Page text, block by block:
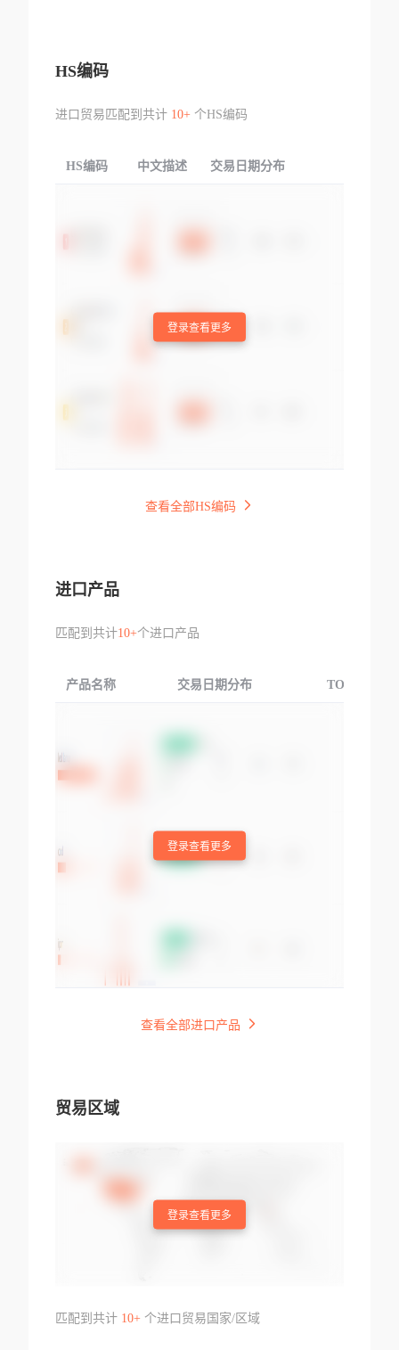
HS编码
进口贸易匹配到共计 10+个HS编码
HS编码 中文描述 交易日期分布
登录查看更多
查看全部HS编码
进口产品
匹配到共计10+个进口产品
产品名称 交易日期分布 TOP3交易国
登录查看更多
查看全部进口产品
贸易区域
登录查看更多
匹配到共计 10+个进口贸易国家/区域